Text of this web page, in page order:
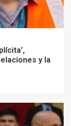
y la